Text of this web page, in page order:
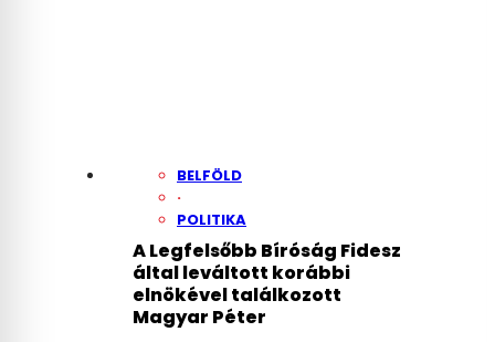
BELFÖLD
·
POLITIKA
A Legfelsőbb Bíróság Fidesz
által leváltott korábbi
elnökével találkozott
Magyar Péter